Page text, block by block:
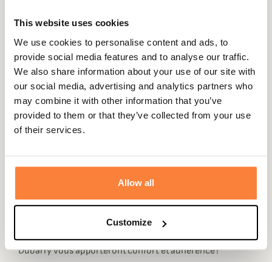
This website uses cookies
We use cookies to personalise content and ads, to
provide social media features and to analyse our traffic.
We also share information about your use of our site with
our social media, advertising and analytics partners who
may combine it with other information that you’ve
provided to them or that they’ve collected from your use
of their services.
Allow all
Customize
la journée
retour sous
Description
Dubarry vous propose d'élégants mocassins en daim
style colorés pour cet été : les mocassins Nevis.
Les Nevis de Dubarry sont réalisés à la main et dispose
d'une finition résistante à l’eau DryFast DrySoft ™.
Equipés de semelles antidérapantes et de semelles
intérieures rembourrées qui sont amovibles, les Nevis de
Dubarry vous apporteront confort et adhérence !